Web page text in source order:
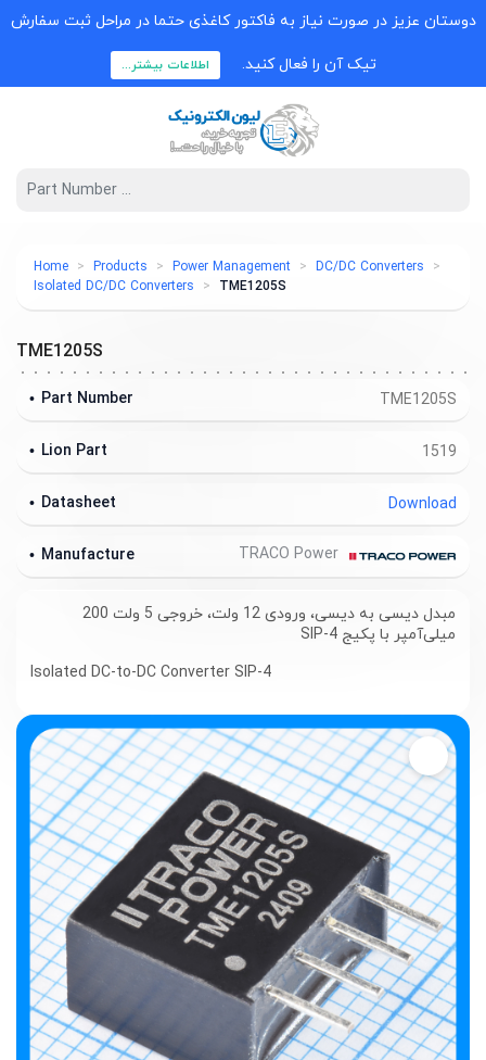
دوستان عزیز در صورت نیاز به فاکتور کاغذی حتما در مراحل ثبت سفارش
تیک آن را فعال کنید. اطلاعات بیشتر...
Home Products Power Management
DC/DC Converters
Isolated DC/DC Converters
TME1205S
TME1205S
TME1205S
Part Number
1519
Lion Part
Download
Datasheet
Manufacture
مبدل دیسی به دیسی، ورودی 12 ولت، خروجی 5 ولت 200
میلی‌آمپر با پکیج SIP-4
Isolated DC-to-DC Converter SIP-4